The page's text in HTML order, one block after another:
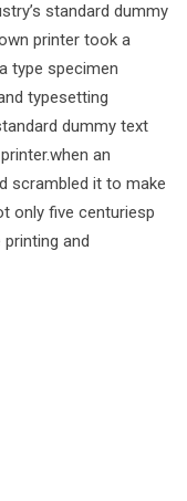
standard dummy
printer took a
type specimen
typesetting
dummy text
an
scrambled it to make
only five centuriesp
and